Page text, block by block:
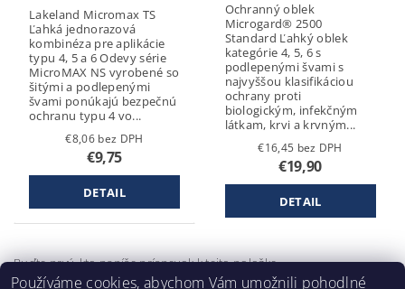
Lakeland Micromax TS
Ľahká jednorazová
kombinéza pre aplikácie
typu 4, 5 a 6 Odevy série
MicroMAX NS vyrobené so
šitými a podlepenými
švami ponúkajú bezpečnú
ochranu typu 4 vo...
€8,06 bez DPH
€9,75
DETAIL
Ochranný oblek
Microgard® 2500
Standard Ľahký oblek
kategórie 4, 5, 6 s
podlepenými švami s
najvyššou klasifikáciou
ochrany proti
biologickým, infekčným
látkam, krvi a krvným...
€16,45 bez DPH
€19,90
DETAIL
Buďte prvý, kto napíše príspevok k tejto položke.
Používáme cookies, abychom Vám umožnili pohodlné